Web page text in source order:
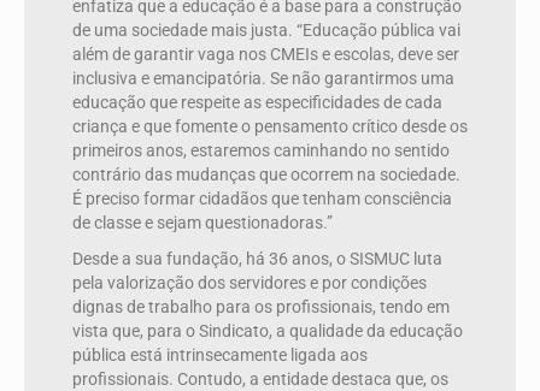
enfatiza que a educação é a base para a construção
de uma sociedade mais justa. “Educação pública vai
além de garantir vaga nos CMEIs e escolas, deve ser
inclusiva e emancipatória. Se não garantirmos uma
educação que respeite as especificidades de cada
criança e que fomente o pensamento crítico desde os
primeiros anos, estaremos caminhando no sentido
contrário das mudanças que ocorrem na sociedade.
É preciso formar cidadãos que tenham consciência
de classe e sejam questionadoras.”
Desde a sua fundação, há 36 anos, o SISMUC luta
pela valorização dos servidores e por condições
dignas de trabalho para os profissionais, tendo em
vista que, para o Sindicato, a qualidade da educação
pública está intrinsecamente ligada aos
profissionais. Contudo, a entidade destaca que, os